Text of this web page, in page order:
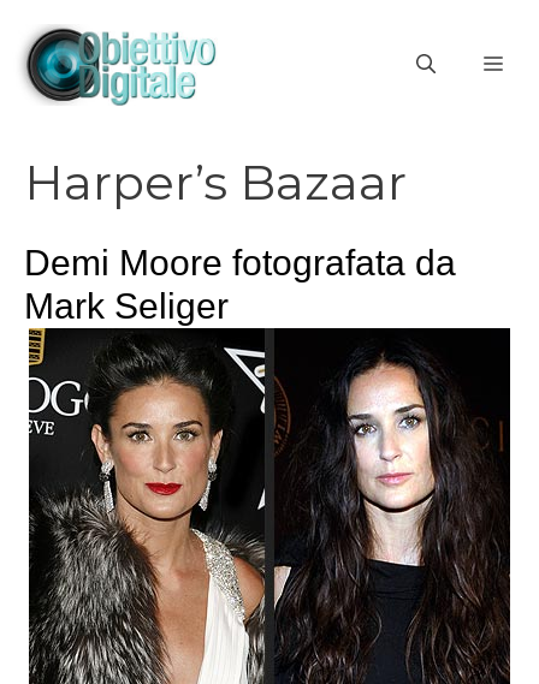
contenuto
Harper’s Bazaar
Demi Moore fotografata da
Mark Seliger